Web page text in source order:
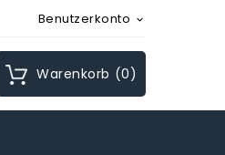
Benutzerkonto 
Warenkorb (0)